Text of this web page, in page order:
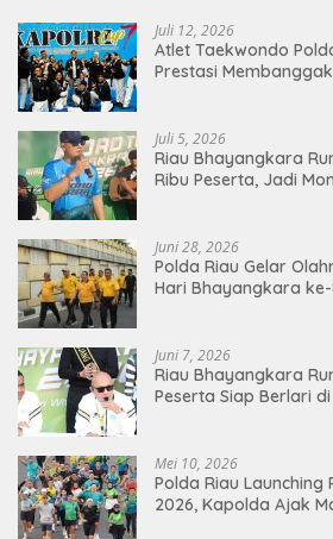
Juli 12, 2026
Atlet Taekwondo
Prestasi
Juli 5, 2026
Riau Bhayangkara
Ribu Peserta, Jadi
Juni 28, 2026
Polda Riau Gelar
Hari Bhayangkara
Juni 7, 2026
Riau Bhayangkara
Peserta Siap Berlari
Mei 10, 2026
Polda Riau Launching
2026, Kapolda Ajak